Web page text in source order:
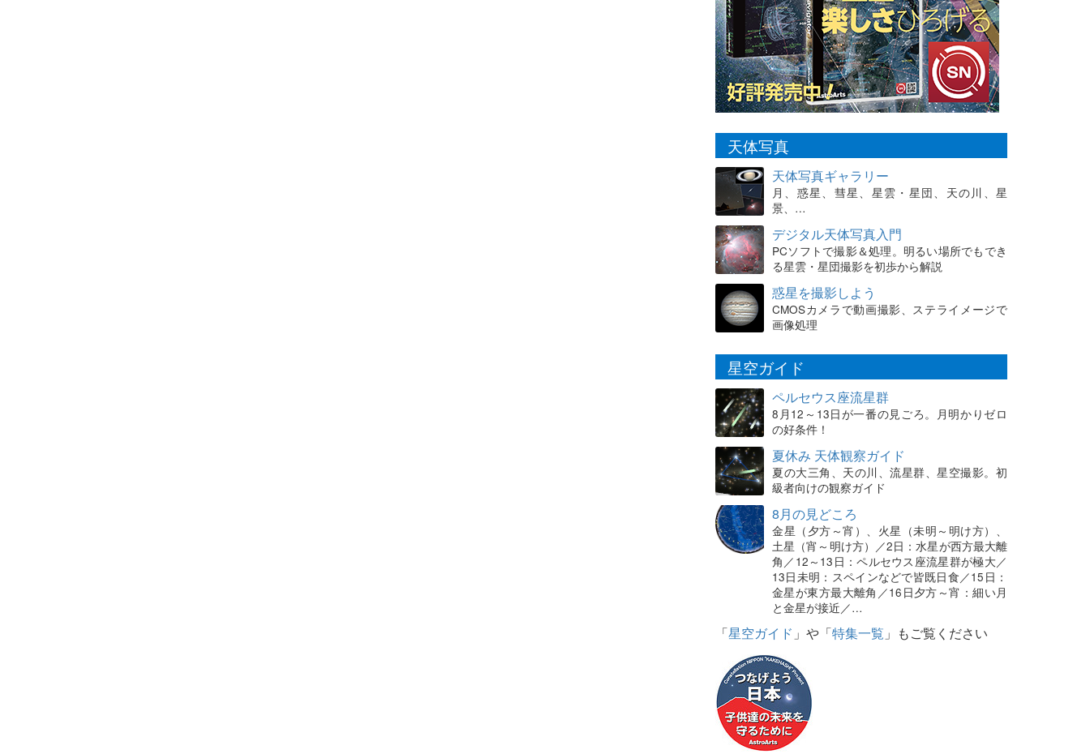
天体写真
天体写真ギャラリー
月、惑星、彗星、星雲・星団、天の川、星
景、…
デジタル天体写真入門
PCソフトで撮影＆処理。明るい場所でもでき
る星雲・星団撮影を初歩から解説
惑星を撮影しよう
CMOSカメラで動画撮影、ステライメージで
画像処理
星空ガイド
ペルセウス座流星群
8月12～13日が一番の見ごろ。月明かりゼロ
の好条件！
夏休み 天体観察ガイド
夏の大三角、天の川、流星群、星空撮影。初
級者向けの観察ガイド
8月の見どころ
金星（夕方～宵）、火星（未明～明け方）、
土星（宵～明け方）／2日：水星が西方最大離
角／12～13日：ペルセウス座流星群が極大／
13日未明：スペインなどで皆既日食／15日：
金星が東方最大離角／16日夕方～宵：細い月
と金星が接近／…
「星空ガイド 」や「特集一覧 」もご覧ください